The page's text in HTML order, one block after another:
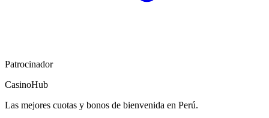
Patrocinador
CasinoHub
Las mejores cuotas y bonos de bienvenida en Perú.